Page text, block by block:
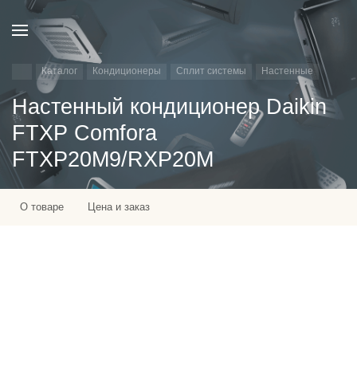
Каталог Кондиционеры Сплит системы Настенные
Настенный кондиционер Daikin
FTXP Comfora
FTXP20M9/RXP20M
О товаре Цена и заказ